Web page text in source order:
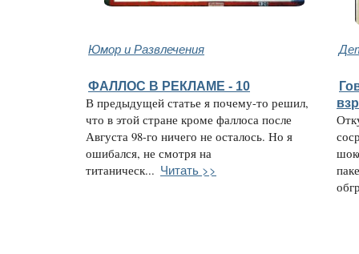
Юмор и Развлечения
ФАЛЛОС В РЕКЛАМЕ - 10
В предыдущей статье я почему-то решил,
что в этой стране кроме фаллоса после
Августа 98-го ничего не осталось. Но я
ошибался, не смотря на
титаническ... Читать >>